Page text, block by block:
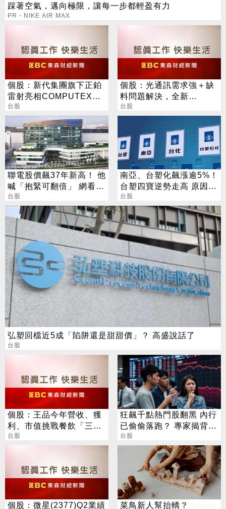
踩著空氣，邁向極限，讓每一步都輕盈有力
PR・NIKE AIR MAX
個股：新代集團旗下正鉑
雷射亮相COMPUTEX，
揭AI伺服器「智動化」一
站式解方
台股
個股：光通訊需求強＋缺
料問題解決，全新
(2455)7月營收創高、重
拾成長動能
台股
聯電股價飆37年新高！ 他
喊「抱緊可翻倍」 網看法
兩極
台股
南亞、台塑化飆漲逾5%！
台塑四寶逆勢走高 原因找
到了
台股
弘塑回檔近5成「陷阱還是甜甜價」？ 高盛說話了
台股
個股：王品今年營收、獲
利、市值挑戰餐飲「三冠
王」，12月中尾牙席開逾
台股
狂飆千點熱門股翻黑 內行
已偷偷落跑？ 專家揭背後
警訊
台股
個股：微星(2377)Q2業績 菜鳥新人幫抬轎？